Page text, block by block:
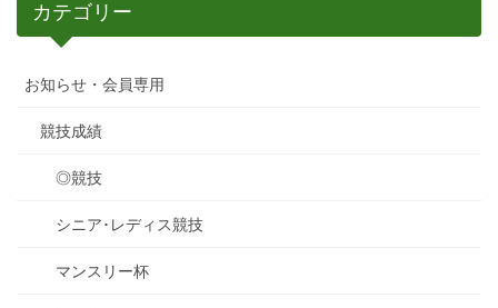
カテゴリー
お知らせ・会員専用
競技成績
◎競技
シニア･レディス競技
マンスリー杯